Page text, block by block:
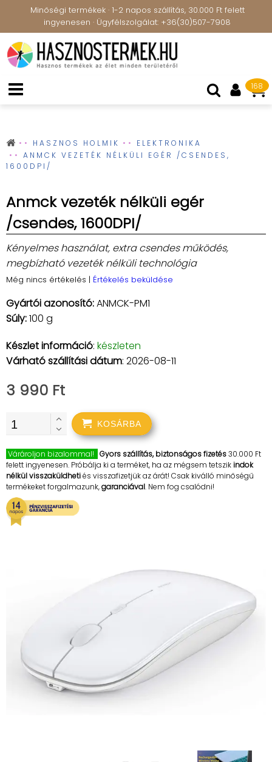
Minőségi termékek · 1-2 napos szállítás, 30.000 Ft felett
ingyenesen · Ügyfélszolgálat: +36(30)507-7908
168
HASZNOS HOLMIK
ELEKTRONIKA
ANMCK VEZETÉK NÉLKÜLI EGÉR /CSENDES,
1600DPI/
Anmck vezeték nélküli egér
/csendes, 1600DPI/
Kényelmes használat, extra csendes működés,
megbízható vezeték nélküli technológia
Még nincs értékelés | Értékelés beküldése
Gyártói azonosító:ANMCK-PM1
Súly:100 g
Készlet információ: készleten
Várható szállítási dátum: 2026-08-11
3 990 Ft
KOSÁRBA
Várároljon bizalommal! Gyors szállítás, biztonságos fizetés30.000 Ft
felett ingyenesen. Próbálja ki a terméket, ha az mégsem tetszikindok
nélkül visszaküldhetiés visszafizetjük az árát! Csak kiválló minőségű
termékeket forgalmazunk,garanciával. Nem fog csalódni!